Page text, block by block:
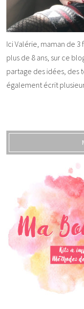
Ici Valérie, maman de
plus de 8 ans, sur ce
partage des idées, des
également écrit